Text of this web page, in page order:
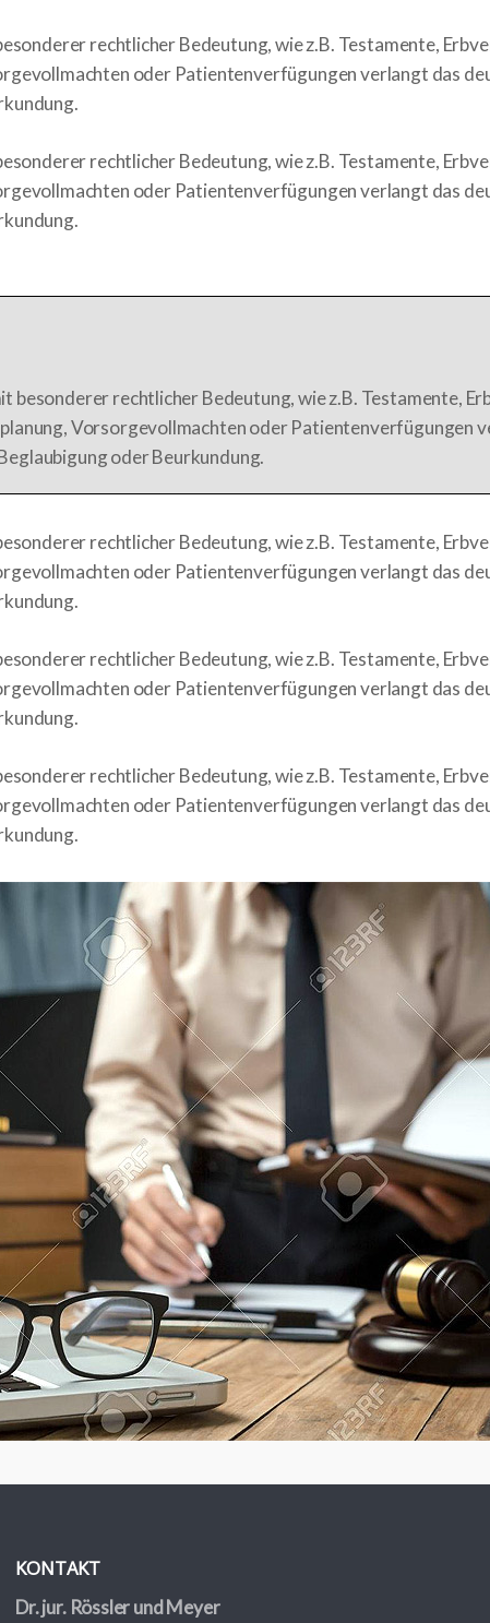
rechtlicher Bedeutung, wie z.B. Testamente,
oder Patientenverfügungen verlangt das
rechtlicher Bedeutung, wie z.B. Testamente,
oder Patientenverfügungen verlangt das
besonderer rechtlicher Bedeutung, wie z.B. Testamente,
Vorsorgevollmachten oder Patientenverfügungen
oder Beurkundung.
rechtlicher Bedeutung, wie z.B. Testamente,
oder Patientenverfügungen verlangt das
rechtlicher Bedeutung, wie z.B. Testamente,
oder Patientenverfügungen verlangt das
rechtlicher Bedeutung, wie z.B. Testamente,
oder Patientenverfügungen verlangt das
KONTAKT
Dr. jur. Rössler und Meyer